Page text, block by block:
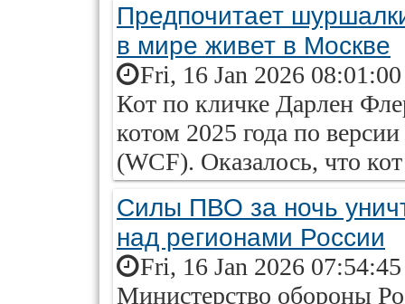
Предпочитает
в мире живет в Москве
Fri, 16 Jan 2026
Кот по кличке Дарлен
котом 2025 года по
(WCF). Оказалось, что
Силы ПВО за ночь
над регионами России
Fri, 16 Jan 2026
Министерство обороны